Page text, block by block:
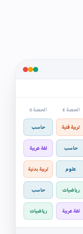
الحصة ٤ الحصة ٥
تربية فنية حاسب
حاسب لغة عربية
علوم تربية بدنية
رياضيات حاسب
لغة عربية رياضيات